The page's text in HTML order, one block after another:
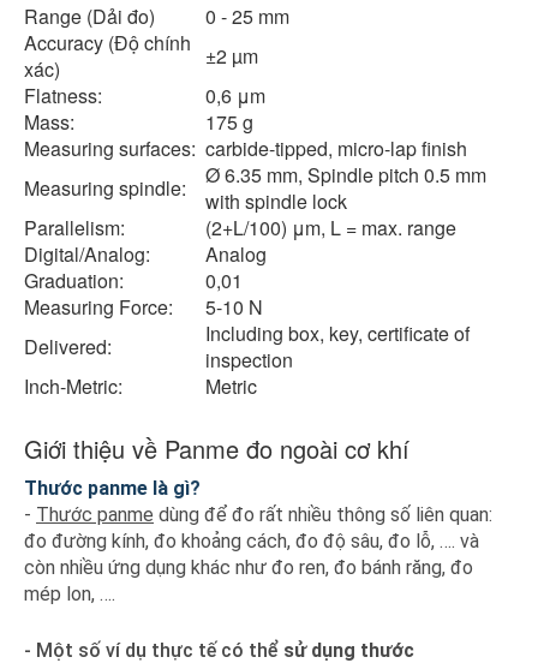
Range (Dải đo)
0 - 25 mm
Accuracy (Độ chính
xác)
±2 µm
Flatness:
0,6 μm
Mass:
175 g
Measuring surfaces: carbide-tipped, micro-lap finish
Measuring spindle:
Ø 6.35 mm, Spindle pitch 0.5 mm
with spindle lock
Parallelism:
(2+L/100) μm, L = max. range
Digital/Analog:
Analog
Graduation:
0,01
Measuring Force:
5-10 N
Delivered:
Including box, key, certificate of
inspection
Inch-Metric:
Metric
Giới thiệu về Panme đo ngoài cơ khí
Thước panme là gì?
- Thước panme dùng để đo rất nhiều thông số liên quan:
đo đường kính, đo khoảng cách, đo độ sâu, đo lỗ, …. và
còn nhiều ứng dụng khác như đo ren, đo bánh răng, đo
mép lon, ….
- Một số ví dụ thực tế có thể sử dụng thước